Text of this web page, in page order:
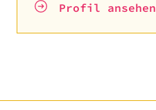
Profil anse­hen